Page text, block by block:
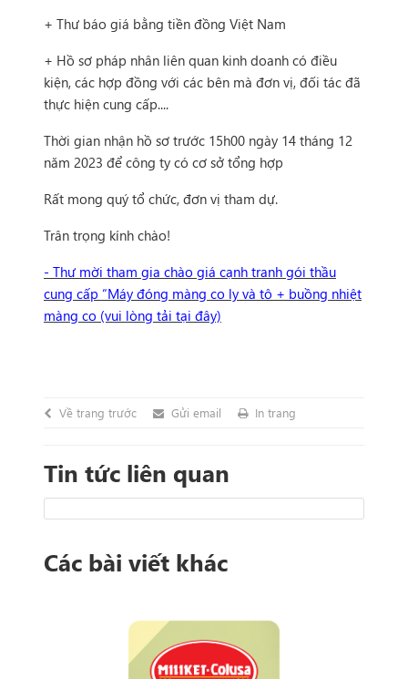
+ Thư báo giá bằng tiền đồng Việt Nam
+ Hồ sơ pháp nhân liên quan kinh doanh có điều
kiện, các hợp đồng với các bên mà đơn vị, đối tác đã
thực hiện cung cấp....
Thời gian nhận hồ sơ trước 15h00 ngày 14 tháng 12
năm 2023 để công ty có cơ sở tổng hợp
Rất mong quý tổ chức, đơn vị tham dự.
Trân trọng kính chào!
- Thư mời tham gia chào giá cạnh tranh gói thầu
cung cấp “Máy đóng màng co ly và tô + buồng nhiệt
màng co (vui lòng tải tại đây)
Về trang trước Gửi email In trang
Tin tức liên quan
Các bài viết khác